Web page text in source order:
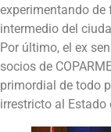
experimentando
intermedio del
Por último, el ex
socios de
primordial de todo
irrestricto al Estado